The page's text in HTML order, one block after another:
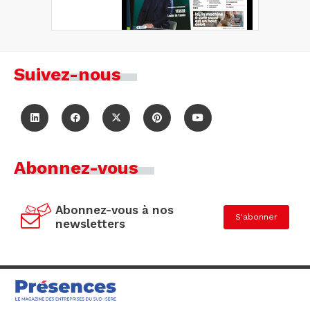
Suivez-nous
Abonnez-vous
Abonnez-vous à nos
newsletters
S'abonner